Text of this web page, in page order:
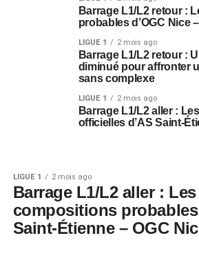
Barrage L1/L2 retour :
probables d’OGC Nice
LIGUE 1 2 mois ago
Barrage L1/L2 retour :
diminué pour affronter
sans complexe
LIGUE 1 2 mois ago
Barrage L1/L2 aller :
officielles d’AS Saint-
LIGUE 1 2 mois ago
Barrage L1/L2 aller : Les
compositions probables
Saint-Étienne – OGC